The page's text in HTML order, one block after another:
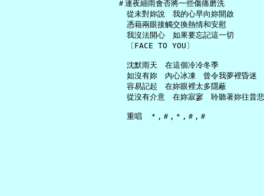
   ＃連夜細雨會否將一些傷痛磨洗
     從未對妳說　我的心早向妳開啟
     憑藉兩眼接觸交換熱情和安慰
     我沒法開心　如果要忘記這一切
     〔FACE TO YOU〕
     沈默雨天　在這個冷冷冬季
     如沒有妳　內心冰凍　曾令我夢裡昏迷
     容易記起　在妳眼裡太多隱蔽
從沒有介意　在妳寂寥　聆聽著妳往昔